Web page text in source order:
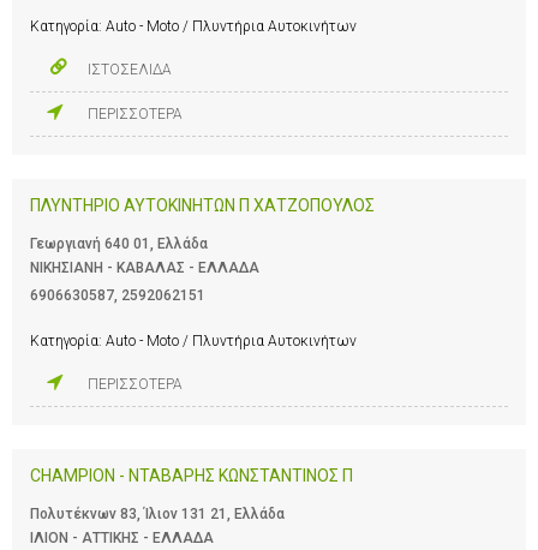
Κατηγορία: Auto - Moto / Πλυντήρια Αυτοκινήτων
ΙΣΤΟΣΕΛΙΔΑ
ΠΕΡΙΣΣΟΤΕΡΑ
ΠΛΥΝΤΗΡΙΟ ΑΥΤΟΚΙΝΗΤΩΝ Π ΧΑΤΖΟΠΟΥΛΟΣ
Γεωργιανή 640 01, Ελλάδα
ΝΙΚΗΣΙΑΝΗ - ΚΑΒΑΛΑΣ - ΕΛΛΑΔΑ
6906630587, 2592062151
Κατηγορία: Auto - Moto / Πλυντήρια Αυτοκινήτων
ΠΕΡΙΣΣΟΤΕΡΑ
CHAMPION - ΝΤΑΒΑΡΗΣ ΚΩΝΣΤΑΝΤΙΝΟΣ Π
Πολυτέκνων 83, Ίλιον 131 21, Ελλάδα
ΙΛΙΟΝ - ΑΤΤΙΚΗΣ - ΕΛΛΑΔΑ